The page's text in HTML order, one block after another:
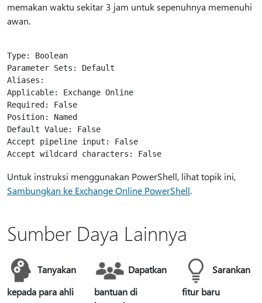
memakan waktu sekitar 3 jam untuk sepenuhnya memenuhi
awan.
Type: Boolean
Parameter Sets: Default
Aliases:
Applicable: Exchange Online
Required: False
Position: Named
Default Value: False
Accept pipeline input: False
Untuk instruksi menggunakan PowerShell, lihat topik ini,
Sambungkan ke Exchange Online PowerShell.
Sumber Daya Lainnya
Tanyakan
kepada para ahli
Dapatkan
bantuan di
Sarankan
fitur baru